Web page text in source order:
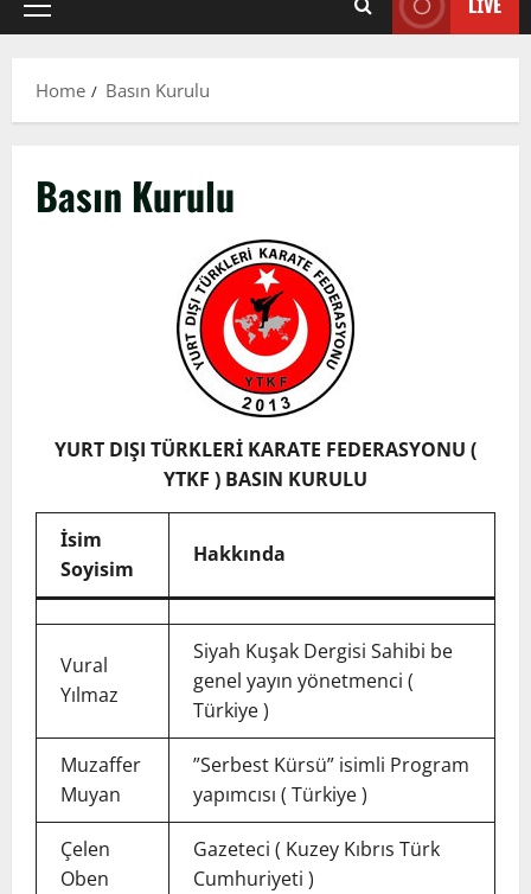
Primary
Home Basın Kurulu
Basın Kurulu
YURT DIŞI TÜRKLERİ KARATE FEDERASYONU (
YTKF ) BASIN KURULU
İsim
Soyisim
Hakkında
Vural
Yılmaz
Siyah Kuşak Dergisi Sahibi be
genel yayın yönetmenci (
Türkiye )
Muzaffer
Muyan
”Serbest Kürsü” isimli Program
yapımcısı ( Türkiye )
Çelen
Oben
Gazeteci ( Kuzey Kıbrıs Türk
Cumhuriyeti )